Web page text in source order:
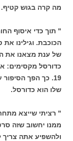
מה קרה בגוש קטיף.
" תוך כדי איסוף
הכוכבת. וגילינו
של ענת מצאנו את
כדורסל מקסימים:
19. כך הפך
שלו הוא כדורסל.
" רציתי שייצא
ממנו יחשוב שזה
ולהשפיע אתה צריך